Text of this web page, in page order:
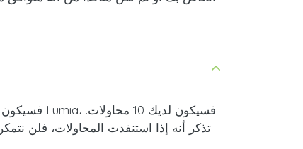
تذكر أنه إذا استنفدت المحاولات، فلن